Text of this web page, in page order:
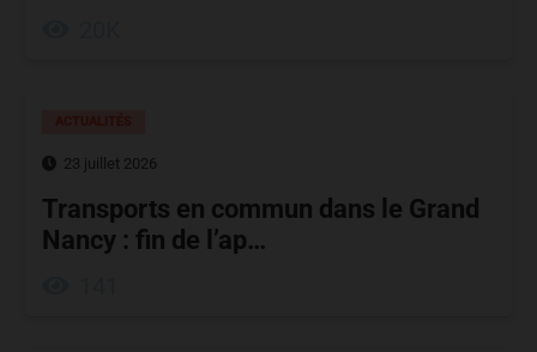
23 juillet 2026
Transports en commun dans le Grand
Nancy : fin de l’ap…